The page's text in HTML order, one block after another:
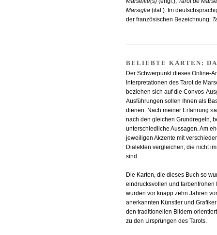
Marsiglia (ital.). Im
der französischen Bezeichnung:
BELIEBTE KARTEN:
Der Schwerpunkt dieses Online-
Interpretationen des Tarot de
beziehen sich auf die Convos-
Ausführungen sollen Ihnen als
dienen. Nach meiner Erfahrung
nach den gleichen Grundregeln,
unterschiedliche Aussagen. Am
jeweiligen Akzente mit
Dialekten vergleichen, die nicht
sind.
Die Karten, die dieses Buch so
eindrucksvollen und farbenfrohen
wurden vor knapp zehn Jahren
anerkannten Künstler und
den traditionellen Bildern
zu den Ursprüngen des Tarots.